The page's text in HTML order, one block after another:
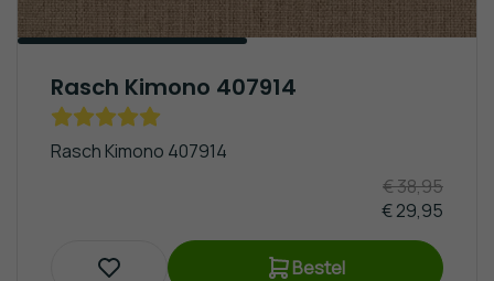
Rasch Kimono 407914
Rasch Kimono 407914
€ 38,95
€ 29,95
Bestel